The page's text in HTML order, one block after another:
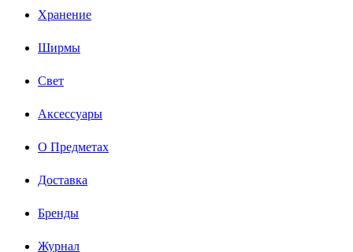
Хранение
Ширмы
Свет
Аксессуары
О Предметах
Доставка
Бренды
Журнал